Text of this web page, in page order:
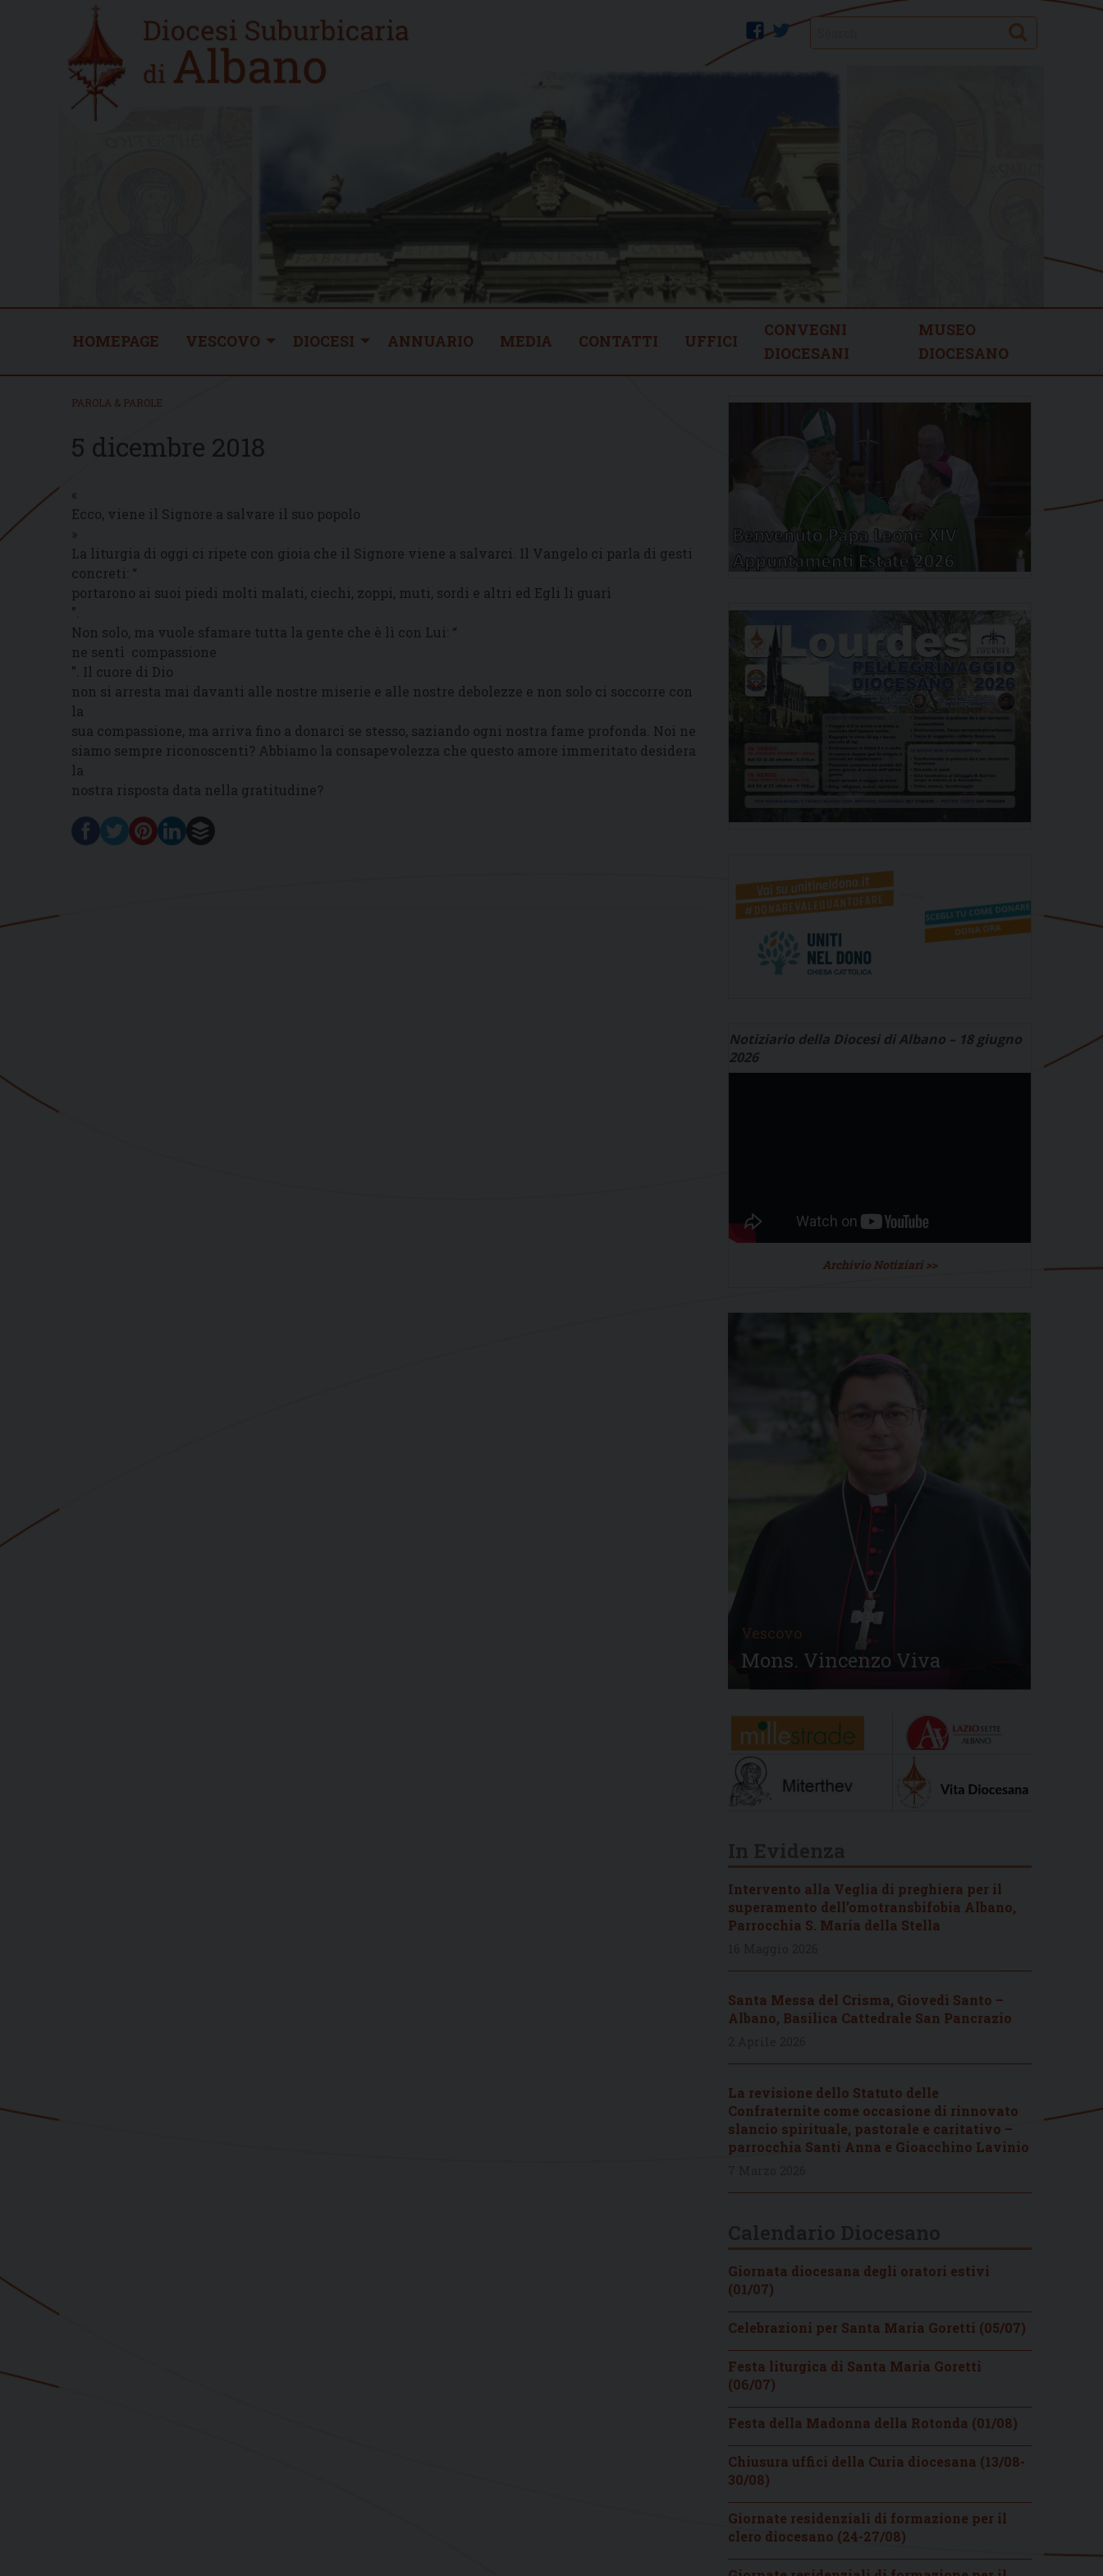
Home
new
twitter
facebook Search
HOMEPAGE VESCOVO DIOCESI ANNUARIO MEDIA CONTATTI UFFICI
CONVEGNI
DIOCESANI
MUSEO
DIOCESANO
PAROLA & PAROLE
5 dicembre 2018
«
Ecco, viene il Signore a salvare il suo popolo
»
La liturgia di oggi ci ripete con gioia che il Signore viene a salvarci. Il Vangelo ci parla di gesti
concreti: “
portarono ai suoi piedi molti malati, ciechi, zoppi, muti, sordi e altri ed Egli li guarì
”.
Non solo, ma vuole sfamare tutta la gente che è lì con Lui: “
ne sentì compassione
”. Il cuore di Dio
non si arresta mai davanti alle nostre miserie e alle nostre debolezze e non solo ci soccorre con
la
sua compassione, ma arriva fino a donarci se stesso, saziando ogni nostra fame profonda. Noi ne
siamo sempre riconoscenti? Abbiamo la consapevolezza che questo amore immeritato desidera
la
nostra risposta data nella gratitudine?
Notiziario della Diocesi di Albano – 18 giugno
2026
Archivio Notiziari >>
Vescovo
Mons. Vincenzo Viva
Intervento alla Veglia di preghiera per il
superamento dell’omotransbifobia Albano,
Parrocchia S. Maria della Stella
Santa Messa del Crisma, Giovedì Santo –
Albano, Basilica Cattedrale San Pancrazio
La revisione dello Statuto delle
Confraternite come occasione di rinnovato
slancio spirituale, pastorale e caritativo –
parrocchia Santi Anna e Gioacchino Lavinio
Giornata diocesana degli oratori estivi
(01/07)
Celebrazioni per Santa Maria Goretti (05/07)
Festa liturgica di Santa Maria Goretti
(06/07)
Festa della Madonna della Rotonda (01/08)
Chiusura uffici della Curia diocesana (13/08-
30/08)
Giornate residenziali di formazione per il
clero diocesano (24-27/08)